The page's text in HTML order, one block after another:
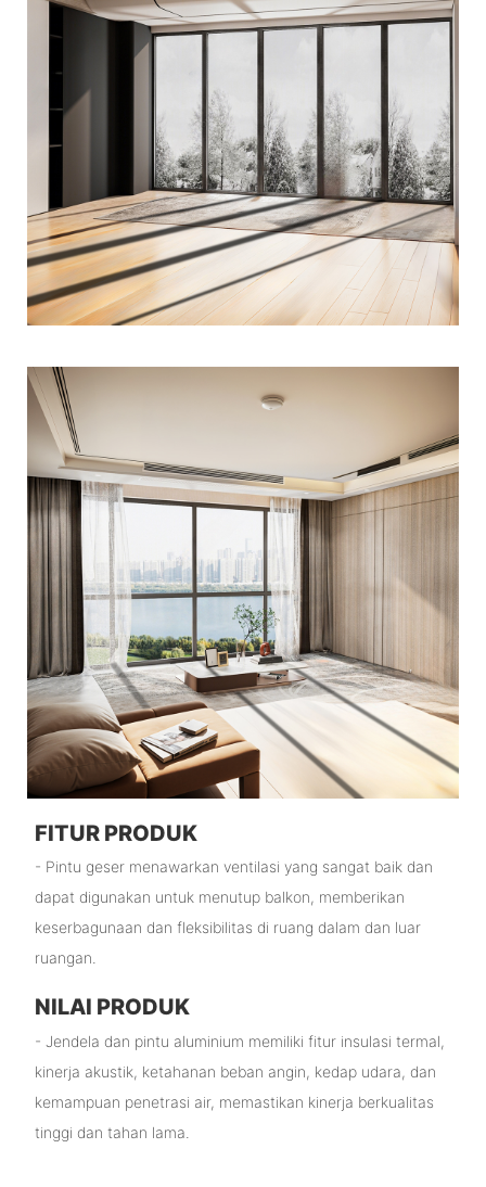
FITUR PRODUK
- Pintu geser menawarkan ventilasi yang sangat baik dan
dapat digunakan untuk menutup balkon, memberikan
keserbagunaan dan fleksibilitas di ruang dalam dan luar
ruangan.
NILAI PRODUK
- Jendela dan pintu aluminium memiliki fitur insulasi termal,
kinerja akustik, ketahanan beban angin, kedap udara, dan
kemampuan penetrasi air, memastikan kinerja berkualitas
tinggi dan tahan lama.